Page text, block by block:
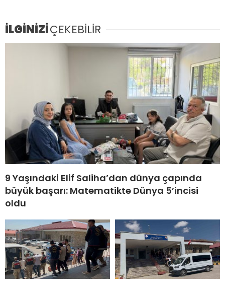
İLGİNİZİÇEKEBİLİR
9 Yaşındaki Elif Saliha’dan dünya çapında
büyük başarı: Matematikte Dünya 5’incisi
oldu